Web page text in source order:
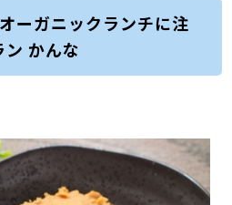
ーガニックランチに注
かんな